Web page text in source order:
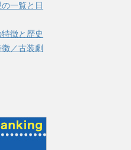
一覧と日
徴と歴史
／古装劇